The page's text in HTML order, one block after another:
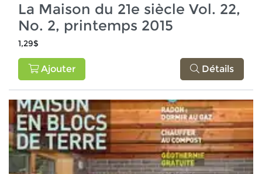
La Maison du 21e siècle Vol. 22,
No. 2, printemps 2015
1,29$
Ajouter Détails